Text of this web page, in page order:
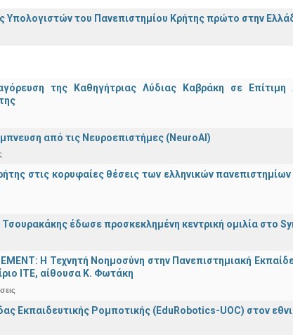
Υπολογιστών του Πανεπιστημίου Κρήτης πρώτο στην
της Καθηγήτριας Λύδιας Καβράκη σε
από τις Νευροεπιστήμες (NeuroAI)
στις κορυφαίες θέσεις των ελληνικών
έδωσε προσκεκλημένη κεντρική ομιλία στο
Η Τεχνητή Νοημοσύνη στην Πανεπιστημιακή
ΙΤΕ, αίθουσα Κ. Φωτάκη
Εκπαιδευτικής Ρομποτικής (EduRobotics-UOC) στον